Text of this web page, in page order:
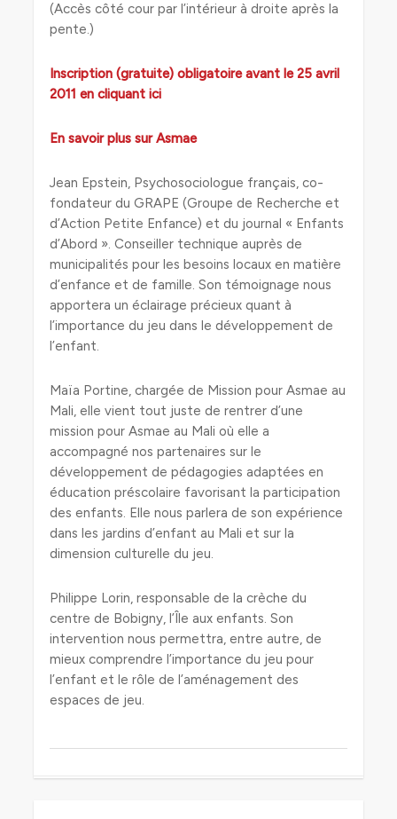
(Accès côté cour par l’intérieur à droite après la
pente.)
Inscription (gratuite) obligatoire avant le 25 avril
2011 en cliquant ici
En savoir plus sur Asmae
Jean Epstein, Psychosociologue français, co-
fondateur du GRAPE (Groupe de Recherche et
d’Action Petite Enfance) et du journal « Enfants
d’Abord ». Conseiller technique auprès de
municipalités pour les besoins locaux en matière
d’enfance et de famille. Son témoignage nous
apportera un éclairage précieux quant à
l’importance du jeu dans le développement de
l’enfant.
Maïa Portine, chargée de Mission pour Asmae au
Mali, elle vient tout juste de rentrer d’une
mission pour Asmae au Mali où elle a
accompagné nos partenaires sur le
développement de pédagogies adaptées en
éducation préscolaire favorisant la participation
des enfants. Elle nous parlera de son expérience
dans les jardins d’enfant au Mali et sur la
dimension culturelle du jeu.
Philippe Lorin, responsable de la crèche du
centre de Bobigny, l’Île aux enfants. Son
intervention nous permettra, entre autre, de
mieux comprendre l’importance du jeu pour
l’enfant et le rôle de l’aménagement des
espaces de jeu.